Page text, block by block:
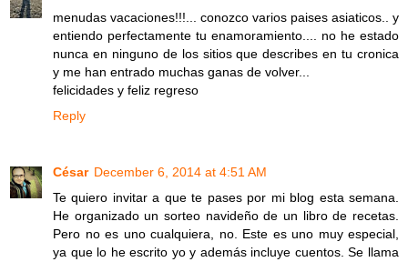
menudas vacaciones!!!... conozco varios paises asiaticos.. y
entiendo perfectamente tu enamoramiento.... no he estado
nunca en ninguno de los sitios que describes en tu cronica
y me han entrado muchas ganas de volver...
felicidades y feliz regreso
Reply
César December 6, 2014 at 4:51 AM
Te quiero invitar a que te pases por mi blog esta semana.
He organizado un sorteo navideño de un libro de recetas.
Pero no es uno cualquiera, no. Este es uno muy especial,
ya que lo he escrito yo y además incluye cuentos. Se llama